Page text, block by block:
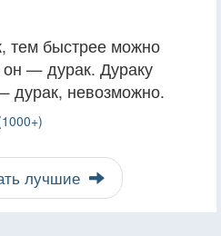
тем быстрее можно
он — дурак. Дураку
дурак, невозможно.
лучшие